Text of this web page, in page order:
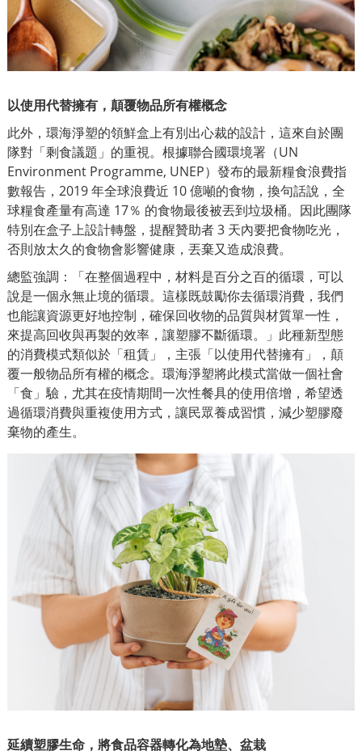
以使用代替擁有，顛覆物品所有權概念
此外，環海淨塑的領鮮盒上有別出心裁的設計，這來自於團
隊對「剩食議題」的重視。根據聯合國環境署（UN
Environment Programme, UNEP）發布的最新糧食浪費指
數報告 ，2019 年全球浪費近 10 億噸的食物，換句話說，全
球糧食產量有高達 17％ 的食物最後被丟到垃圾桶。因此團隊
特別在盒子上設計轉盤，提醒贊助者 3 天內要把食物吃光，
否則放太久的食物會影響健康，丟棄又造成浪費。
總監強調：「在整個過程中，材料是百分之百的循環，可以
說是一個永無止境的循環。這樣既鼓勵你去循環消費，我們
也能讓資源更好地控制， 確保回收物的品質與材質單一性，
來提高回收與再製的效率， 讓塑膠不斷循環。」此種新型態
的消費模式類似於「租賃」，主張「以使用代替擁有」，顛
覆一般物品所有權的概念。環海淨塑將此模式當做一個社會
「食」驗，尤其在疫情期間一次性餐具的使用倍增，希望透
過循環消費與重複使用方式，讓民眾養成習慣，減少塑膠廢
棄物的產生。
延續塑膠生命，將食品容器轉化為地墊、盆栽